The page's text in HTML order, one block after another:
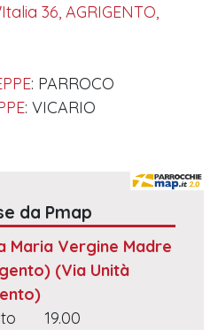
36, AGRIGENTO,
: PARROCO
: VICARIO
da Pmap
Maria Vergine Madre
(Via Unità
19.00